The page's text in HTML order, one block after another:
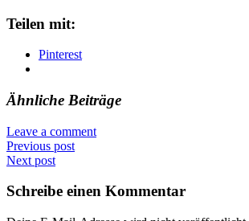
Teilen mit:
Pinterest
Ähnliche Beiträge
Leave a comment
Previous post
Next post
Schreibe einen Kommentar